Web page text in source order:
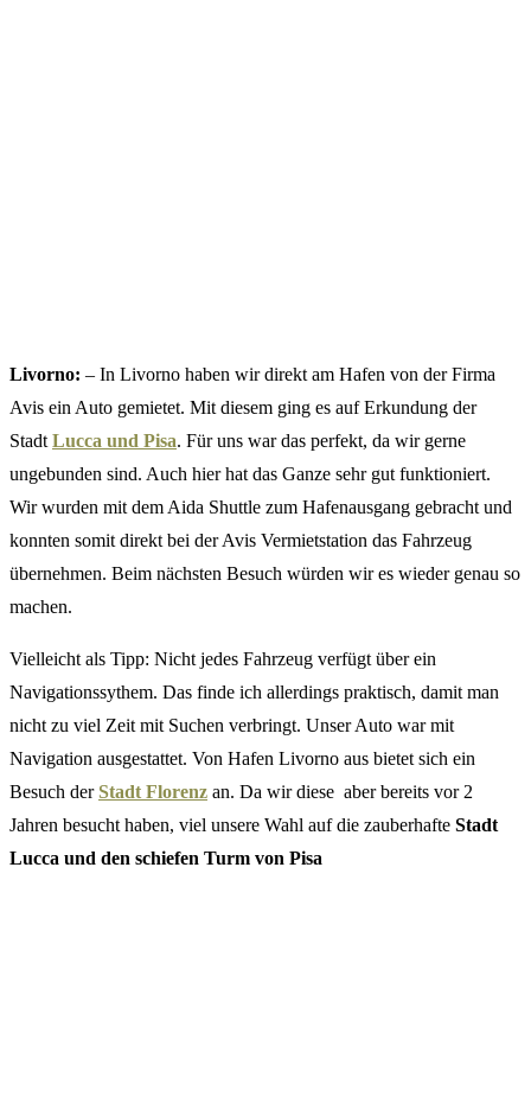
Livorno: – In Livorno haben wir direkt am Hafen von der Firma
Avis ein Auto gemietet. Mit diesem ging es auf Erkundung der
Stadt Lucca und Pisa. Für uns war das perfekt, da wir gerne
ungebunden sind. Auch hier hat das Ganze sehr gut funktioniert.
Wir wurden mit dem Aida Shuttle zum Hafenausgang gebracht und
konnten somit direkt bei der Avis Vermietstation das Fahrzeug
übernehmen. Beim nächsten Besuch würden wir es wieder genau so
machen.
Vielleicht als Tipp: Nicht jedes Fahrzeug verfügt über ein
Navigationssythem. Das finde ich allerdings praktisch, damit man
nicht zu viel Zeit mit Suchen verbringt. Unser Auto war mit
Navigation ausgestattet. Von Hafen Livorno aus bietet sich ein
Besuch derStadt Florenz an. Da wir diese aber bereits vor 2
Jahren besucht haben, viel unsere Wahl auf die zauberhafte Stadt
Lucca und den schiefen Turm von Pisa